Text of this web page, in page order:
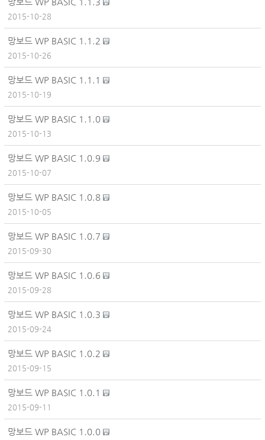
2015-10-28
망보드 WP BASIC 1.1.2
2015-10-26
망보드 WP BASIC 1.1.1
2015-10-19
망보드 WP BASIC 1.1.0
2015-10-13
망보드 WP BASIC 1.0.9
2015-10-07
망보드 WP BASIC 1.0.8
2015-10-05
망보드 WP BASIC 1.0.7
2015-09-30
망보드 WP BASIC 1.0.6
2015-09-28
망보드 WP BASIC 1.0.3
2015-09-24
망보드 WP BASIC 1.0.2
2015-09-15
망보드 WP BASIC 1.0.1
2015-09-11
망보드 WP BASIC 1.0.0